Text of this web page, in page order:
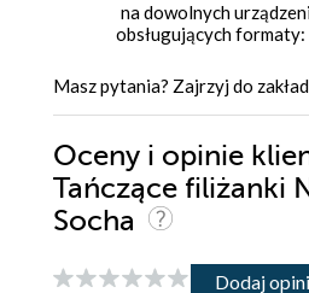
na dowolnych
obsługujących formaty:
Masz pytania? Zajrzyj do
Oceny i opinie
Tańczące filiżanki
Socha
Dodaj